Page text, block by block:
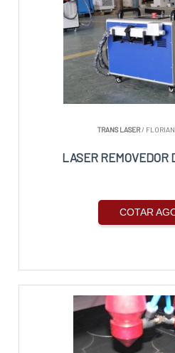
TRANS LASER/
LASER REMOVEDOR
COTAR